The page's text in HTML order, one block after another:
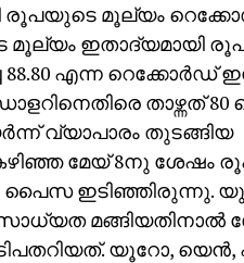
രൂപയുടെ മൂല്യം
മൂല്യം ഇതാദ്യമായി രൂപ
എന്ന റെക്കോര്‍ഡ്
താഴ്ന്നത്
വ്യാപാരം തുടങ്ങിയ
മേയ് 8നു ശേഷം രൂപ
പൈസ ഇടിഞ്ഞിരുന്നു.
മങ്ങിയതിനാല്‍
യൂറോ, യെന്‍,